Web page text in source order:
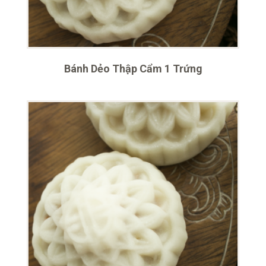
Bánh Dẻo Thập Cẩm 1 Trứng